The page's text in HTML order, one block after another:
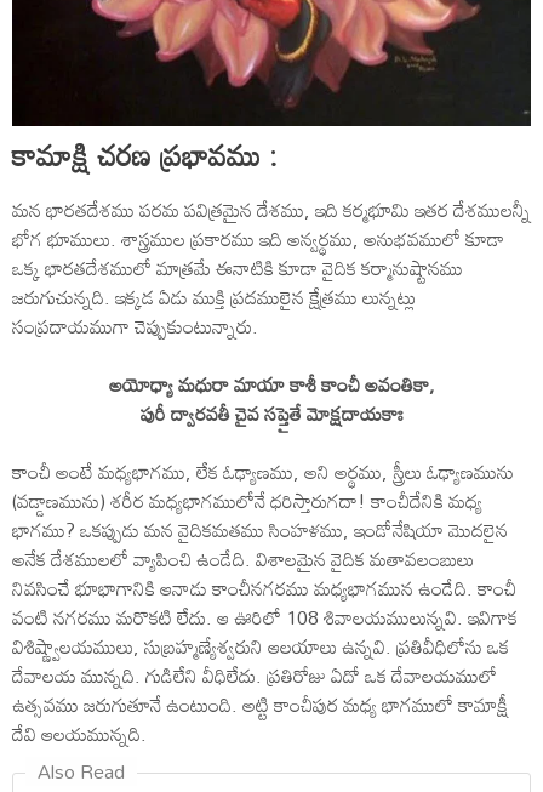
కామాక్షి చరణ ప్రభావము :
మన భారతదేశము పరమ పవిత్రమైన దేశము, ఇది కర్మభూమి ఇతర దేశములన్నీ
భోగ భూములు. శాస్త్రముల ప్రకారము ఇది అన్వర్థము, అనుభవములో కూడా
ఒక్క భారతదేశములో మాత్రమే ఈనాటికి కూడా వైదిక కర్మానుష్టానము
జరుగుచున్నది. ఇక్కడ ఏడు ముక్తి ప్రదములైన క్షేత్రము లున్నట్లు
సంప్రదాయముగా చెప్పుకుంటున్నారు.
అయోధ్యా మధురా మాయా కాశీ కాంచీ అవంతికా,
పురీ ద్వారవతీ చైవ సప్తైతే మోక్షదాయకాః
కాంచీ అంటే మధ్యభాగము, లేక ఓఢ్యాణము, అని అర్థము, స్త్రీలు ఓఢ్యాణమును
(వడ్డాణమును) శరీర మధ్యభాగములోనే ధరిస్తారుగదా! కాంచీదేనికి మధ్య
భాగము? ఒకప్పుడు మన వైదికమతము సింహళము, ఇండోనేషియా మొదలైన
అనేక దేశములలో వ్యాపించి ఉండేది. విశాలమైన వైదిక మతావలంబులు
నివసించే భూభాగానికి ఆనాడు కాంచీనగరము మధ్యభాగమున ఉండేది. కాంచీ
వంటి నగరము మరొకటి లేదు. ఆ ఊరిలో 108 శివాలయములున్నవి. ఇవిగాక
విశిష్ణ్వాలయములు, సుబ్రహ్మణ్యేశ్వరుని ఆలయాలు ఉన్నవి. ప్రతివీధిలోను ఒక
దేవాలయ మున్నది. గుడిలేని వీధిలేదు. ప్రతిరోజు ఏదో ఒక దేవాలయములో
ఉత్సవము జరుగుతూనే ఉంటుంది. అట్టి కాంచీపుర మధ్య భాగములో కామాక్షీ
దేవి ఆలయమున్నది.
Also Read